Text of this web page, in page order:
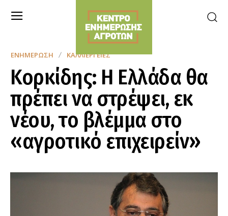
ΕΝΗΜΈΡΩΣΗ ΚΑΛΛΙΈΡΓΕΙΕΣ
Κορκίδης: Η Ελλάδα θα
πρέπει να στρέψει, εκ
νέου, το βλέμμα στο
«αγροτικό επιχειρείν»